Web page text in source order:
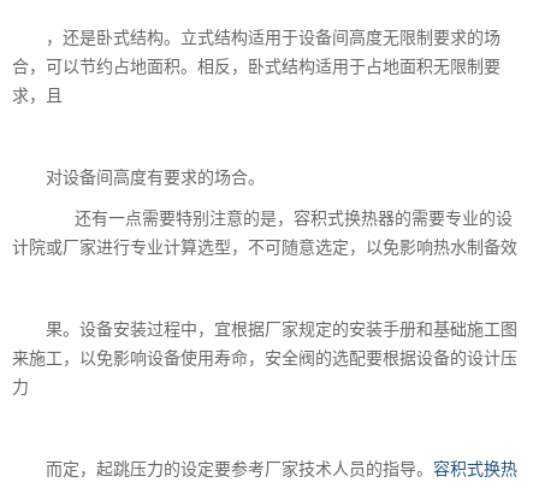
，还是卧式结构。立式结构适用于设备间高度无限制要求的场
合，可以节约占地面积。相反，卧式结构适用于占地面积无限制要
求，且
对设备间高度有要求的场合。
还有一点需要特别注意的是，容积式换热器的需要专业的设
计院或厂家进行专业计算选型，不可随意选定，以免影响热水制备效
果。设备安装过程中，宜根据厂家规定的安装手册和基础施工图
来施工，以免影响设备使用寿命，安全阀的选配要根据设备的设计压
力
而定，起跳压力的设定要参考厂家技术人员的指导。 容积式换热